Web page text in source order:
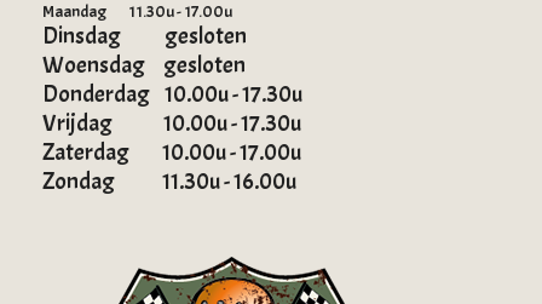
Maandag 11.30u - 17.00u
Dinsdag gesloten
Woensdag gesloten
Donderdag 10.00u - 17.30u
Vrijdag 10.00u - 17.30u
Zaterdag 10.00u - 17.00u
Zondag 11.30u - 16.00u